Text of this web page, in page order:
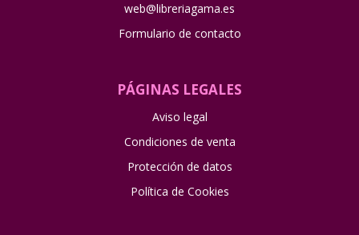
web@libreriagama.es
Formulario de contacto
PÁGINAS LEGALES
Aviso legal
Condiciones de venta
Protección de datos
Política de Cookies